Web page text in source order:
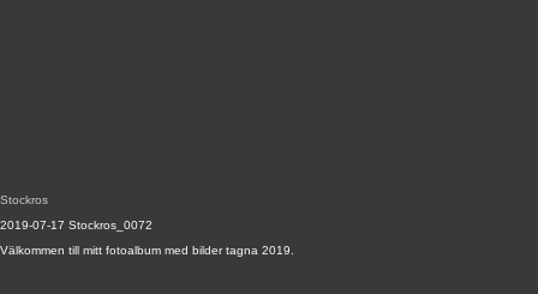
Stockros
2019-07-17 Stockros_0072
Välkommen till mitt fotoalbum med bilder tagna 2019.